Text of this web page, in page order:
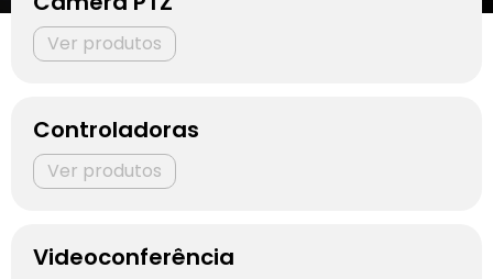
Controladoras
Videoconferência